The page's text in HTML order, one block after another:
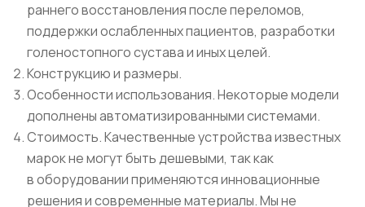
раннего восстановления после переломов,
поддержки ослабленных пациентов, разработки
голеностопного сустава и иных целей.
Конструкцию и размеры.
Особенности использования. Некоторые модели
дополнены автоматизированными системами.
Стоимость. Качественные устройства известных
марок не могут быть дешевыми, так как
в оборудовании применяются инновационные
решения и современные материалы. Мы не